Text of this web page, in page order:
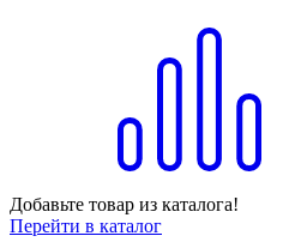
Добавьте товар из каталога!
Перейти в каталог